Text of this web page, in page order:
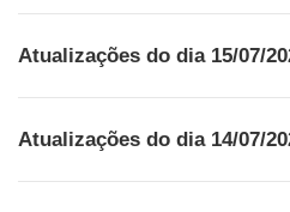
Atualizações do dia 15/07/
Atualizações do dia 14/07/